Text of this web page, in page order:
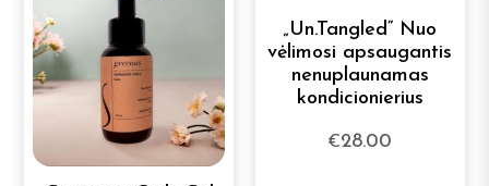
„Un.Tangled“ Nuo
vėlimosi apsaugantis
nenuplaunamas
kondicionierius
€28.00